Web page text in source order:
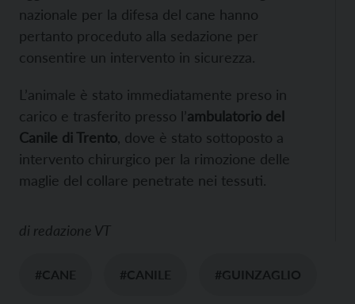
nazionale per la difesa del cane hanno
pertanto proceduto alla sedazione per
consentire un intervento in sicurezza.
L’animale è stato immediatamente preso in
carico e trasferito presso l’ambulatorio del
Canile di Trento , dove è stato sottoposto a
intervento chirurgico per la rimozione delle
maglie del collare penetrate nei tessuti.
di redazione VT
#CANE #CANILE #GUINZAGLIO